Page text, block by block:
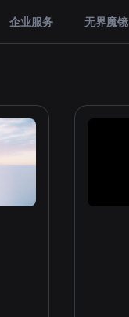
企业服务 无界魔镜